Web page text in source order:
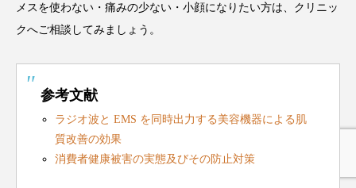
メスを使わない・痛みの少ない・小顔になりたい方は、クリニッ
クへご相談してみましょう。
参考文献
ラジオ波と EMS を同時出力する美容機器による肌
質改善の効果
消費者健康被害の実態及びその防止対策